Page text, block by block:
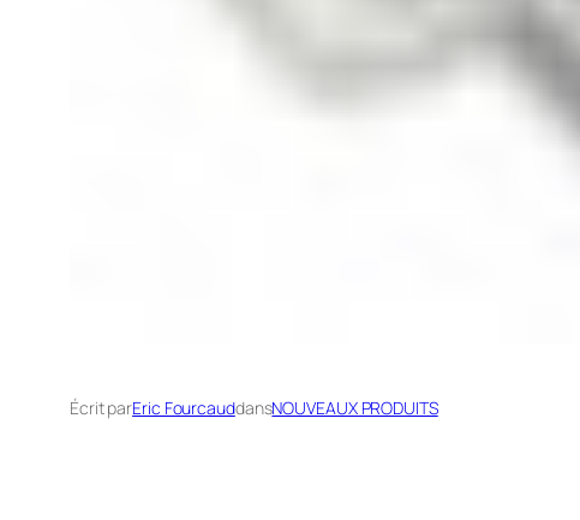
Écrit parEric FourcauddansNOUVEAUX PRODUITS